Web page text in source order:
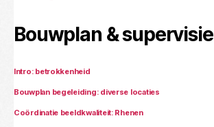
Bouwplan & supervisie
Intro: betrokkenheid
Bouwplan begeleiding: diverse locaties
Coördinatie beeldkwaliteit: Rhenen